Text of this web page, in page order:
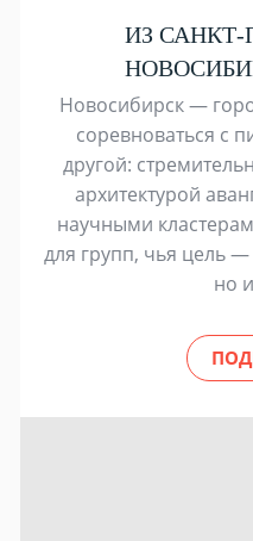
ИЗ САНКТ-
Новосибирск —
соревноваться с
другой:
архитектурой
научными
для групп, чья цель —
но